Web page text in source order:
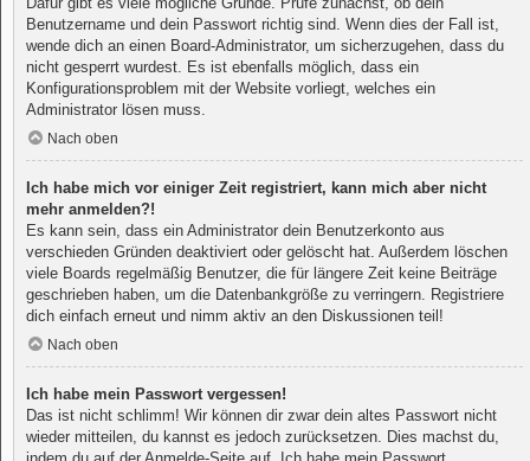
Benutzername und dein Passwort richtig sind. Wenn dies der Fall ist,
wende dich an einen Board-Administrator, um sicherzugehen, dass du
nicht gesperrt wurdest. Es ist ebenfalls möglich, dass ein
Konfigurationsproblem mit der Website vorliegt, welches ein
Administrator lösen muss.
Nach oben
Ich habe mich vor einiger Zeit registriert, kann mich aber nicht
mehr anmelden?!
Es kann sein, dass ein Administrator dein Benutzerkonto aus
verschieden Gründen deaktiviert oder gelöscht hat. Außerdem löschen
viele Boards regelmäßig Benutzer, die für längere Zeit keine Beiträge
geschrieben haben, um die Datenbankgröße zu verringern. Registriere
dich einfach erneut und nimm aktiv an den Diskussionen teil!
Nach oben
Ich habe mein Passwort vergessen!
Das ist nicht schlimm! Wir können dir zwar dein altes Passwort nicht
wieder mitteilen, du kannst es jedoch zurücksetzen. Dies machst du,